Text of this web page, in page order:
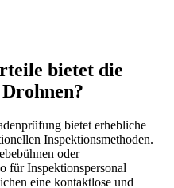
bietet die
bietet erhebliche
Inspektionsmethoden.
oder
für Inspektionspersonal
eine kontaktlose und